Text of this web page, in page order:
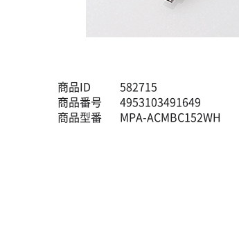
商品ID
582715
商品番号
4953103491649
商品型番
MPA-ACMBC152WH